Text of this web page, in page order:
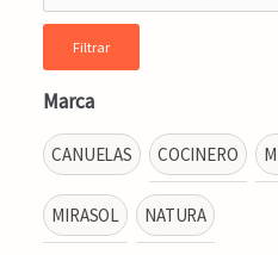
Filtrar
Marca
CANUELAS COCINERO
MIRASOL NATURA